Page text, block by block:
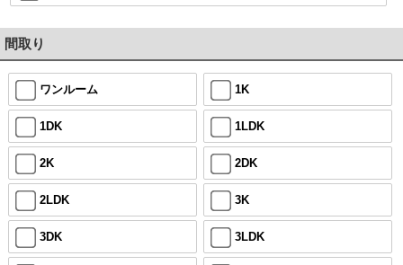
間取り
ワンルーム 1K
1DK 1LDK
2K 2DK
2LDK 3K
3DK 3LDK